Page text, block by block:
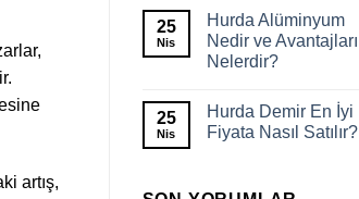
artış,
25
Nis
Hurda Alüminyum
Nedir ve Avantajları
Nelerdir?
25
Nis
Hurda Demir En İyi
Fiyata Nasıl Satılır?